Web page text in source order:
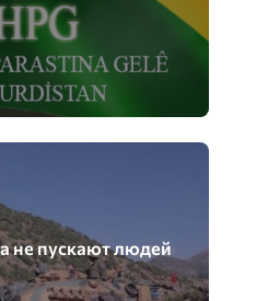
не пускают людей